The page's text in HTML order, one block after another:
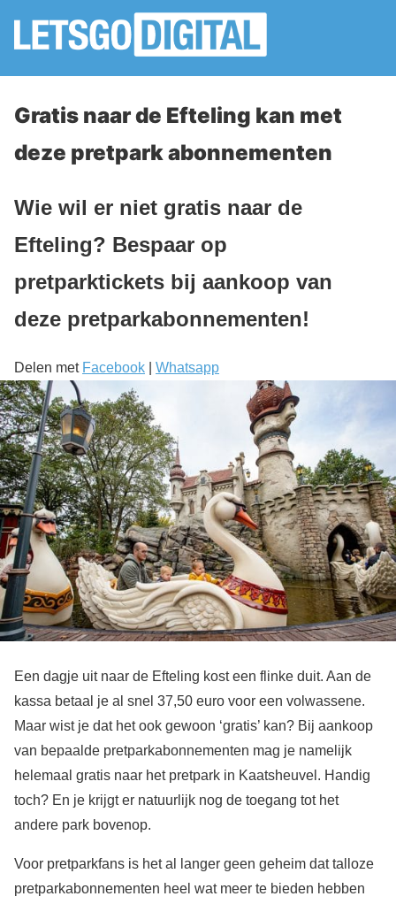
Gratis naar de Efteling kan met
deze pretpark abonnementen
Wie wil er niet gratis naar de
Efteling? Bespaar op
pretparktickets bij aankoop van
deze pretparkabonnementen!
Delen met Facebook Whatsapp
Een dagje uit naar de Efteling kost een flinke duit. Aan de
kassa betaal je al snel 37,50 euro voor een volwassene.
Maar wist je dat het ook gewoon ‘gratis’ kan? Bij aankoop
van bepaalde pretparkabonnementen mag je namelijk
helemaal gratis naar het pretpark in Kaatsheuvel. Handig
toch? En je krijgt er natuurlijk nog de toegang tot het
andere park bovenop.
Voor pretparkfans is het al langer geen geheim dat talloze
pretparkabonnementen heel wat meer te bieden hebben